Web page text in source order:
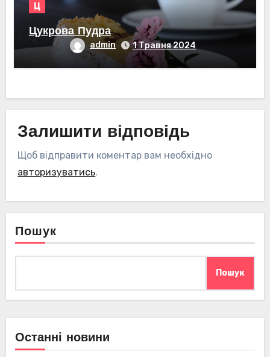
Ц
Цукрова Пудра
admin 1 Травня 2024
Залишити відповідь
Щоб відправити коментар вам необхідно
авторизуватись.
Пошук
Пошук
Останні новини